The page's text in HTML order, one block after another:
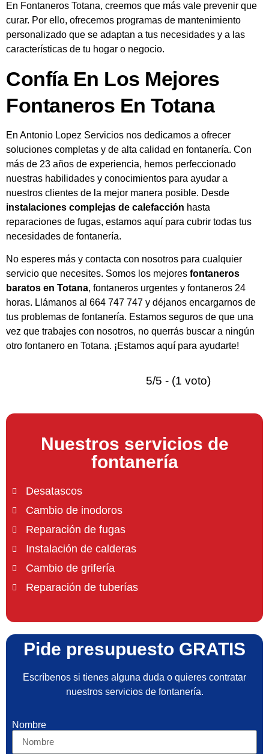
En Fontaneros Totana, creemos que más vale prevenir que
curar. Por ello, ofrecemos programas de mantenimiento
personalizado que se adaptan a tus necesidades y a las
características de tu hogar o negocio.
Confía En Los Mejores
Fontaneros En Totana
En Antonio Lopez Servicios nos dedicamos a ofrecer
soluciones completas y de alta calidad en fontanería. Con
más de 23 años de experiencia, hemos perfeccionado
nuestras habilidades y conocimientos para ayudar a
nuestros clientes de la mejor manera posible. Desde
instalaciones complejas de calefacción hasta
reparaciones de fugas, estamos aquí para cubrir todas tus
necesidades de fontanería.
No esperes más y contacta con nosotros para cualquier
servicio que necesites. Somos los mejores fontaneros
baratos en Totana, fontaneros urgentes y fontaneros 24
horas. Llámanos al 664 747 747 y déjanos encargarnos de
tus problemas de fontanería. Estamos seguros de que una
vez que trabajes con nosotros, no querrás buscar a ningún
otro fontanero en Totana. ¡Estamos aquí para ayudarte!
5/5 - (1 voto)
Nuestros servicios de
fontanería
Desatascos
Cambio de inodoros
Reparación de fugas
Instalación de calderas
Cambio de grifería
Reparación de tuberías
Pide presupuesto GRATIS
Escríbenos si tienes alguna duda o quieres contratar
nuestros servicios de fontanería.
Nombre